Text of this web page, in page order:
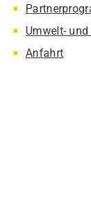
Umwelt-
Anfahrt